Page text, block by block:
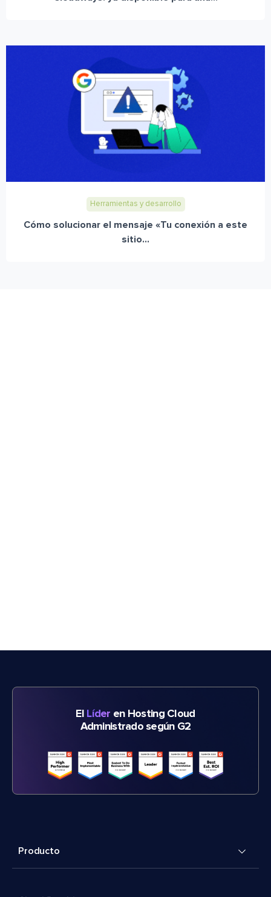
Herramientas y desarrollo
Cómo solucionar el mensaje «Tu conexión a este
sitio...
El Líder en Hosting Cloud
Administrado según G2
Producto